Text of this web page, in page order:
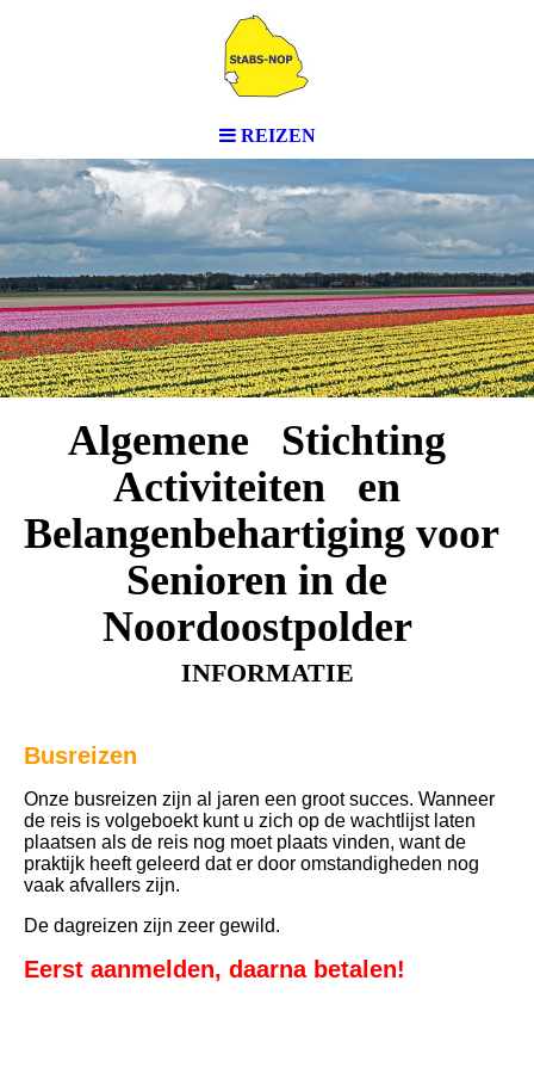
REIZEN
Algemene Stichting
Activiteiten en
Belangenbehartiging voor
Senioren in de
Noordoostpolder
INFORMATIE
Busreizen
Onze busreizen zijn al jaren een groot succes. Wanneer
de reis is volgeboekt kunt u zich op de wachtlijst laten
plaatsen als de reis nog moet plaats vinden, want de
praktijk heeft geleerd dat er door omstandigheden nog
vaak afvallers zijn.
De dagreizen zijn zeer gewild.
Eerst aanmelden, daarna betalen!